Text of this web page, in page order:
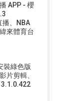
APP - 櫻
、NBA
來體育台
裝綠色版
片剪輯、